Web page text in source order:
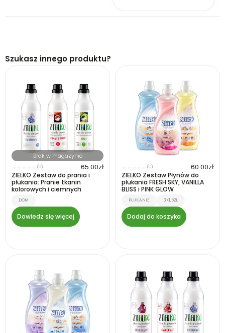
Szukasz innego produktu?
Brak w magazynie
(0) 65.00zł
ZIELKO Zestaw do prania i
płukania: Pranie tkanin
kolorowych i ciemnych
DOM
Dowiedz się więcej
(0) 60.00zł
ZIELKO Zestaw Płynów do
płukania FRESH SKY, VANILLA
BLISS i PINK GLOW
PŁUKANIE 3X1,52L
Dodaj do koszyka